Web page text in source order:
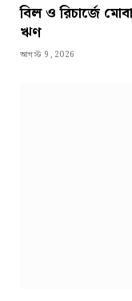
বিল ও রিচার্জে
ঋণ
আগস্ট 9, 2026